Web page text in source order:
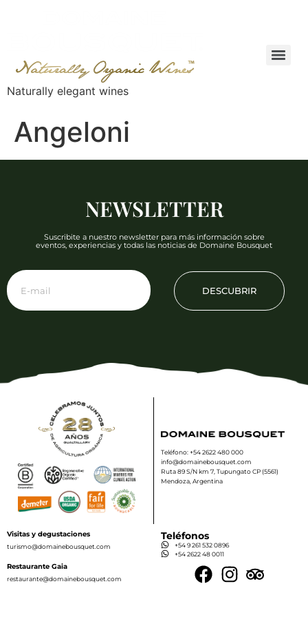
Naturally elegant wines
Angeloni
NEWSLETTER
Suscribite a nuestro newsletter para más información sobre
eventos, experiencias y todas las noticias de Domaine Bousquet
DESCUBRIR
Teléfono: +54 2622 480 000
info@domainebousquet.com
Ruta 89 S/N km 7, Tupungato CP (5561)
Mendoza, Argentina
Visitas y degustaciones
turismo@domainebousquet.com
Restaurante Gaia
restaurante@domainebousquet.com
Teléfonos
+54 9 261 532 0896
+54 2622 48 0011